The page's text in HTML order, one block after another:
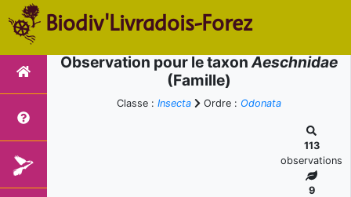
Biodiv'Livradois-Forez
Observation pour le taxonAeschnidae
(Famille)
Classe : Insecta Ordre : Odonata
113
observations
9